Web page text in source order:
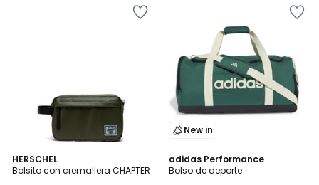
HERSCHEL
Bolsito con cremallera CHAPTER
4,8
/ 5
2
Colores
New in
adidas Performance
Bolso de deporte
5
/